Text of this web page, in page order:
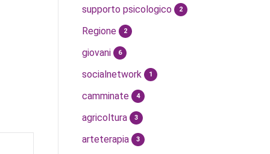
supporto psicologico 2
Regione 2
giovani 6
socialnetwork 1
camminate 4
agricoltura 3
arteterapia 3